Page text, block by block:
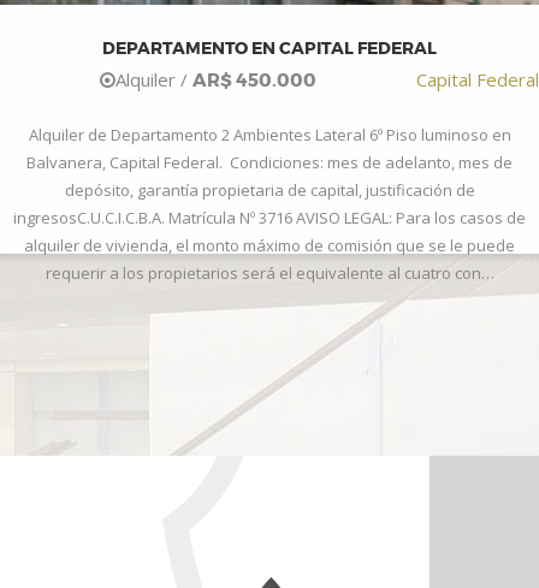
DEPARTAMENTO EN CAPITAL FEDERAL
Alquiler / AR$ 450.000 Capital Federal
Alquiler de Departamento 2 Ambientes Lateral 6º Piso luminoso en
Balvanera, Capital Federal. Condiciones: mes de adelanto, mes de
depósito, garantía propietaria de capital, justificación de
ingresosC.U.C.I.C.B.A. Matrícula Nº 3716 AVISO LEGAL: Para los casos de
alquiler de vivienda, el monto máximo de comisión que se le puede
requerir a los propietarios será el equivalente al cuatro con…